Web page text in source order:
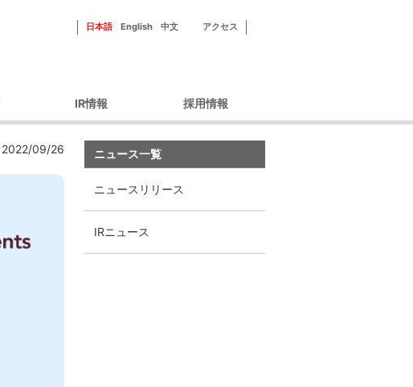
ニュース一覧
ニュースリリース
IRニュース
2022/09/26
IR情報
IRライブラリ
採用情報
日本語 English 中文 アクセス